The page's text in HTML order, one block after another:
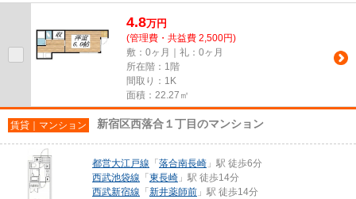
4.8万円
(管理費・共益費 2,500円)
敷：0ヶ月｜礼：0ヶ月
所在階：1階
間取り：1K
面積：22.27㎡
賃貸｜マンション 新宿区西落合１丁目のマンション
都営大江戸線 「 落合南長崎 」駅 徒歩6分
西武池袋線 「 東長崎 」駅 徒歩14分
西武新宿線 「 新井薬師前 」駅 徒歩14分